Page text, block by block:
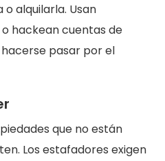
alquilarla. Usan
hackean cuentas de
pasar por el
que no están
Los estafadores exigen